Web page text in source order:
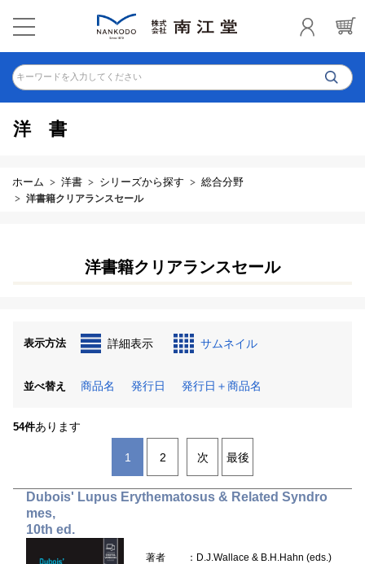
キーワードを入力してください
洋書
ホーム 洋書 シリーズから探す 総合分野
洋書籍クリアランスセール
洋書籍クリアランスセール
表示方法 詳細表示 サムネイル
並べ替え 商品名 発行日 発行日＋商品名
54件あります
1 2 次 最後
Dubois' Lupus Erythematosus & Related Syndro
mes,
10th ed.
著者
：D.J.Wallace & B.H.Hahn (eds.)